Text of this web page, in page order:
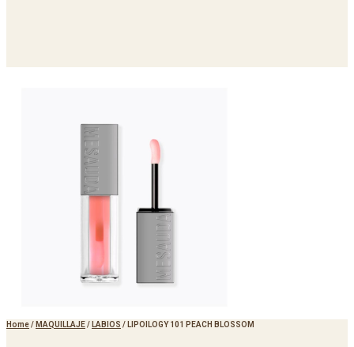
Home/ MAQUILLAJE/ LABIOS / LIPOILOGY 101 PEACH BLOSSOM